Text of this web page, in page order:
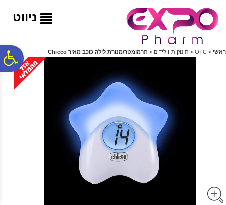
ניווט
ראשי >
OTC
> תינוקות וילידים > תרמומטר/מנורת לילה כוכב מאיר Chicco